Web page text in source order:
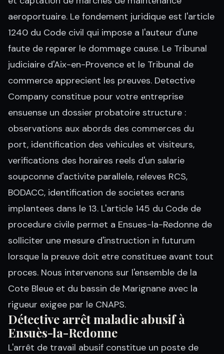
aeroportuaire. Le fondement juridique est l'article
1240 du Code civil qui impose a l'auteur d'une
faute de reparer le dommage cause. Le Tribunal
judiciaire d'Aix-en-Provence et le Tribunal de
commerce apprecient les preuves. Detective
Company constitue pour votre entreprise
ensuense un dossier probatoire structure :
observations aux abords des commerces du
port, identification des vehicules et visiteurs,
verifications des horaires reels d'un salarie
soupconne d'activite parallele, releves RCS,
BODACC, identification de societes ecrans
implantees dans le 13. L'article 145 du Code de
procedure civile permet a Ensues-la-Redonne de
solliciter une mesure d'instruction in futurum
lorsque la preuve doit etre constituee avant tout
proces. Nous intervenons sur l'ensemble de la
Cote Bleue et du bassin de Marignane avec la
rigueur exigee par le CNAPS.
Détective arrêt maladie abusif à
Ensuès-la-Redonne
L'arrêt de travail abusif constitue un poste de